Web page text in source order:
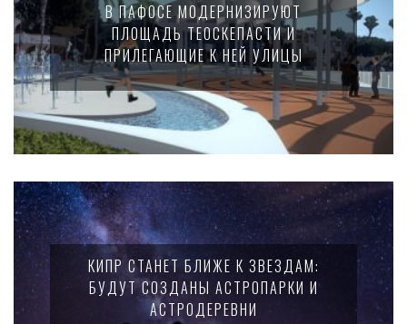
В ПАФОСЕ МОДЕРНИЗИРУЮТ
ПЛОЩАДЬ ТЕОСКЕПАСТИ И
ПРИЛЕГАЮЩИЕ К НЕЙ УЛИЦЫ
КИПР СТАНЕТ БЛИЖЕ К ЗВЕЗДАМ:
БУДУТ СОЗДАНЫ АСТРОПАРКИ И
АСТРОДЕРЕВНИ